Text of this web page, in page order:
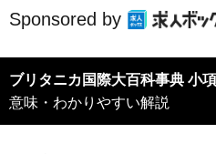
Sponsored by
ブリタニカ国際大百科事典 小
意味・わかりやすい解説